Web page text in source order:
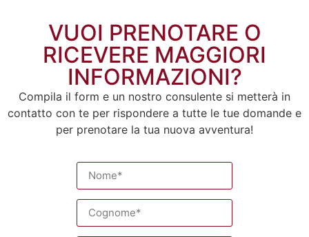
VUOI PRENOTARE O
RICEVERE MAGGIORI
INFORMAZIONI?
Compila il form e un nostro consulente si metterà in
contatto con te per rispondere a tutte le tue domande e
per prenotare la tua nuova avventura!